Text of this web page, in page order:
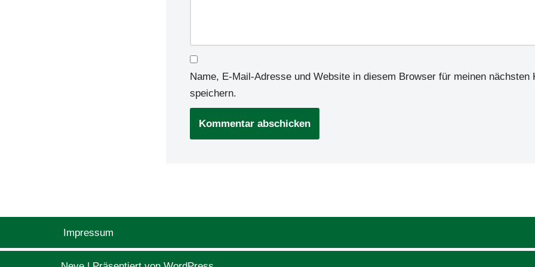
Name, E-Mail-Adresse und Website in diesem Browser für meinen nächsten
speichern.
Impressum